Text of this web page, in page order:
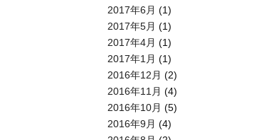
2017年6月 (1)
2017年5月 (1)
2017年4月 (1)
2017年1月 (1)
2016年12月 (2)
2016年11月 (4)
2016年10月 (5)
2016年9月 (4)